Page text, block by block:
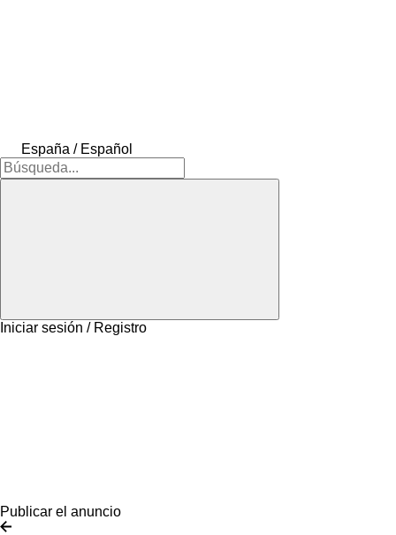
España / Español
Iniciar sesión / Registro
Publicar el anuncio